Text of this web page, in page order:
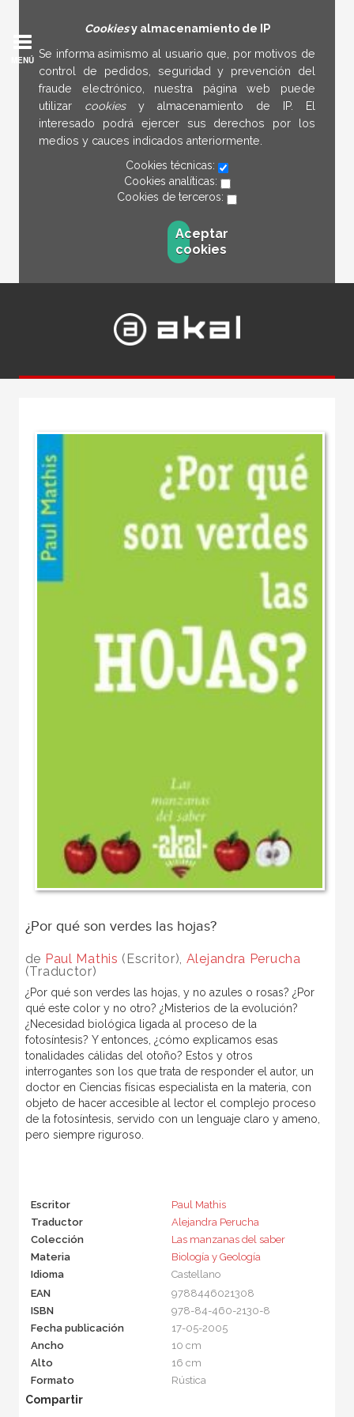
Cookiesy almacenamiento de IP
Se informa asimismo al usuario que, por motivos de
control de pedidos, seguridad y prevención del
fraude electrónico, nuestra página web puede
utilizar cookies y almacenamiento de IP. El
interesado podrá ejercer sus derechos por los
medios y cauces indicados anteriormente.
Cookies técnicas:
Cookies analíticas:
Cookies de terceros:
Aceptar
cookies
MENÚ
¿Por qué son verdes las hojas?
de Paul Mathis (Escritor), Alejandra Perucha
(Traductor)
¿Por qué son verdes las hojas, y no azules o rosas? ¿Por
qué este color y no otro? ¿Misterios de la evolución?
¿Necesidad biológica ligada al proceso de la
fotosíntesis? Y entonces, ¿cómo explicamos esas
tonalidades cálidas del otoño? Estos y otros
interrogantes son los que trata de responder el autor, un
doctor en Ciencias físicas especialista en la materia, con
objeto de hacer accesible al lector el complejo proceso
de la fotosíntesis, servido con un lenguaje claro y ameno,
pero siempre riguroso.
Escritor
Paul Mathis
Traductor
Alejandra Perucha
Colección
Las manzanas del saber
Materia
Biología y Geología
Idioma
Castellano
EAN
9788446021308
ISBN
978-84-460-2130-8
Fecha publicación
17-05-2005
Ancho
10 cm
Alto
16 cm
Formato
Rústica